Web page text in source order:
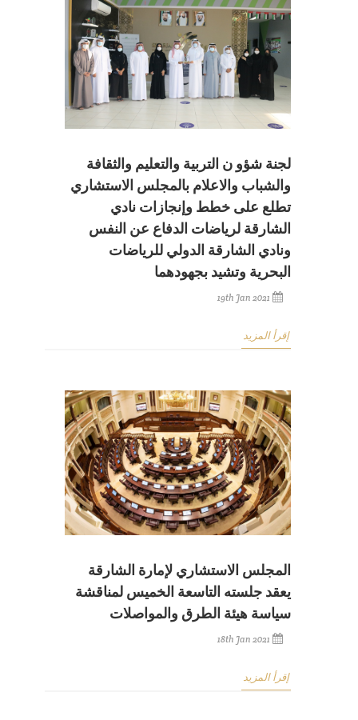
لجنة شؤو ن التربية والتعليم والثقافة
والشباب والاعلام بالمجلس الاستشاري
تطلع على خطط وإنجازات نادي
الشارقة لرياضات الدفاع عن النفس
ونادي الشارقة الدولي للرياضات
البحرية وتشيد بجهودهما
19th Jan 2021
إقرأ المزيد
المجلس الاستشاري لإمارة الشارقة
يعقد جلسته التاسعة الخميس لمناقشة
سياسة هيئة الطرق والمواصلات
18th Jan 2021
إقرأ المزيد